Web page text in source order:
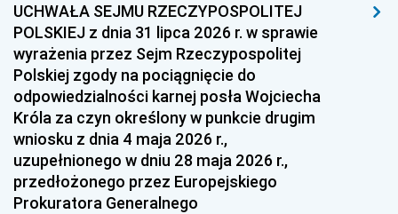
UCHWAŁA SEJMU RZECZYPOSPOLITEJ
POLSKIEJ z dnia 31 lipca 2026 r. w sprawie
wyrażenia przez Sejm Rzeczypospolitej
Polskiej zgody na pociągnięcie do
odpowiedzialności karnej posła Wojciecha
Króla za czyn określony w punkcie drugim
wniosku z dnia 4 maja 2026 r.,
uzupełnionego w dniu 28 maja 2026 r.,
przedłożonego przez Europejskiego
Prokuratora Generalnego